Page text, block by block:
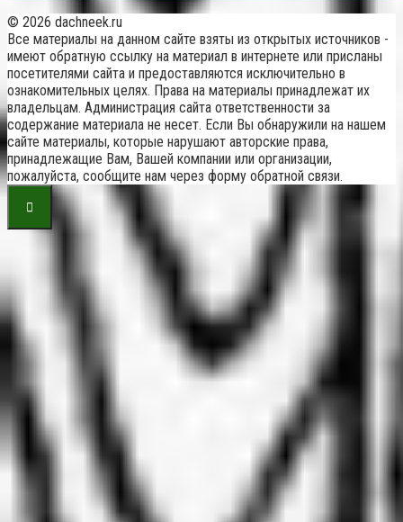
© 2026 dachneek.ru
Все материалы на данном сайте взяты из открытых источников -
имеют обратную ссылку на материал в интернете или присланы
посетителями сайта и предоставляются исключительно в
ознакомительных целях. Права на материалы принадлежат их
владельцам. Администрация сайта ответственности за
содержание материала не несет. Если Вы обнаружили на нашем
сайте материалы, которые нарушают авторские права,
принадлежащие Вам, Вашей компании или организации,
пожалуйста, сообщите нам через форму обратной связи.